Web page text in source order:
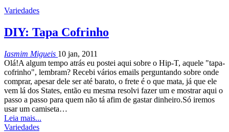
Variedades
DIY: Tapa Cofrinho
Iasmim Migueis 10 jan, 2011
Olá!A algum tempo atrás eu postei aqui sobre o Hip-T, aquele "tapa-
cofrinho", lembram? Recebi vários emails perguntando sobre onde
comprar, apesar dele ser até barato, o frete é o que mata, já que ele
vem lá dos States, então eu mesma resolvi fazer um e mostrar aqui o
passo a passo para quem não tá afim de gastar dinheiro.Só iremos
usar um camiseta…
Leia mais...
Variedades